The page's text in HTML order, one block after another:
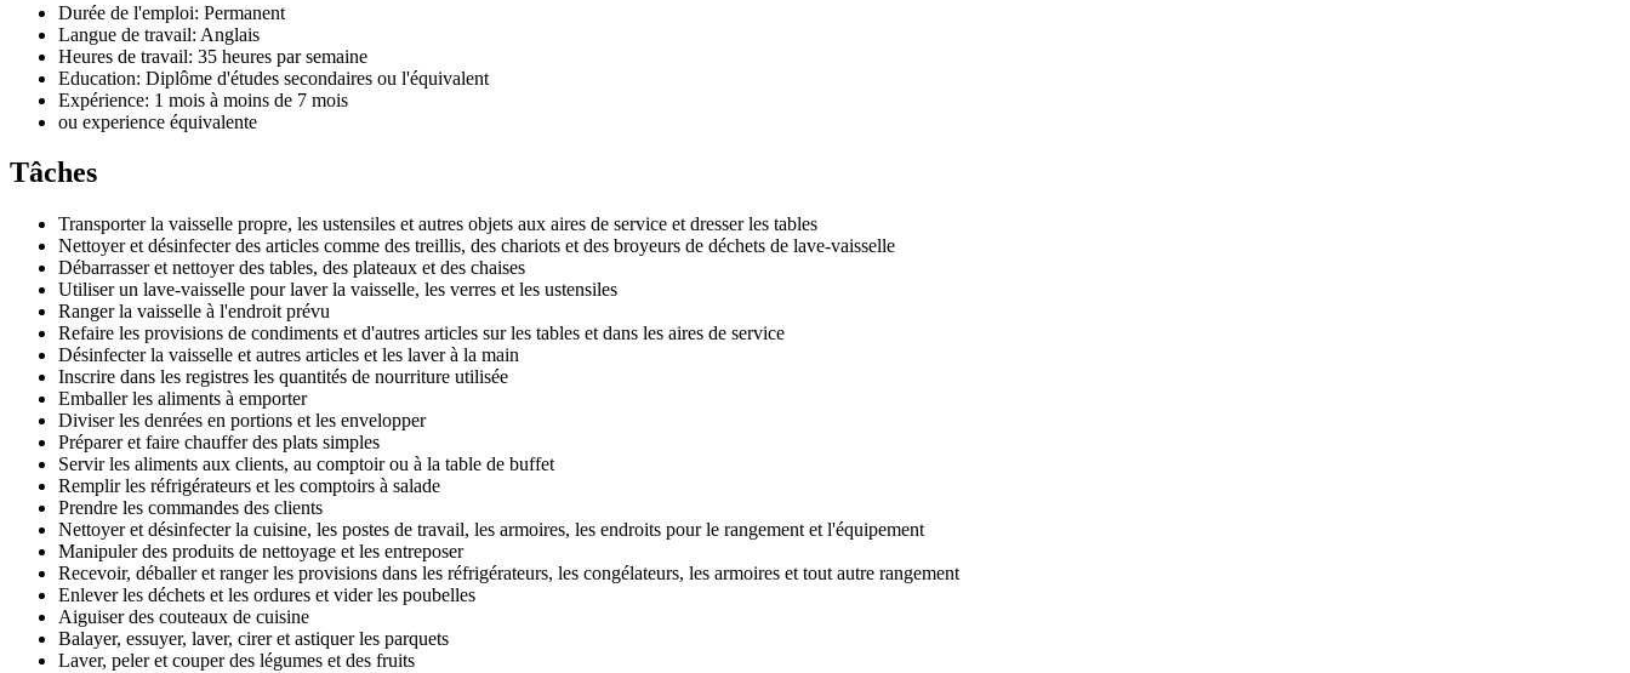
Durée de l'emploi: Permanent
Langue de travail: Anglais
Heures de travail: 35 heures par semaine
Education: Diplôme d'études secondaires ou l'équivalent
Expérience: 1 mois à moins de 7 mois
ou experience équivalente
Tâches
Transporter la vaisselle propre, les ustensiles et autres objets aux aires de service et dresser les tables
Nettoyer et désinfecter des articles comme des treillis, des chariots et des broyeurs de déchets de lave-vaisselle
Débarrasser et nettoyer des tables, des plateaux et des chaises
Utiliser un lave-vaisselle pour laver la vaisselle, les verres et les ustensiles
Ranger la vaisselle à l'endroit prévu
Refaire les provisions de condiments et d'autres articles sur les tables et dans les aires de service
Désinfecter la vaisselle et autres articles et les laver à la main
Inscrire dans les registres les quantités de nourriture utilisée
Emballer les aliments à emporter
Diviser les denrées en portions et les envelopper
Préparer et faire chauffer des plats simples
Servir les aliments aux clients, au comptoir ou à la table de buffet
Remplir les réfrigérateurs et les comptoirs à salade
Prendre les commandes des clients
Nettoyer et désinfecter la cuisine, les postes de travail, les armoires, les endroits pour le rangement et l'équipement
Manipuler des produits de nettoyage et les entreposer
Recevoir, déballer et ranger les provisions dans les réfrigérateurs, les congélateurs, les armoires et tout autre rangement
Enlever les déchets et les ordures et vider les poubelles
Aiguiser des couteaux de cuisine
Balayer, essuyer, laver, cirer et astiquer les parquets
Laver, peler et couper des légumes et des fruits